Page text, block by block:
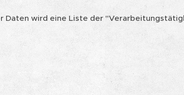
Daten wird eine Liste der